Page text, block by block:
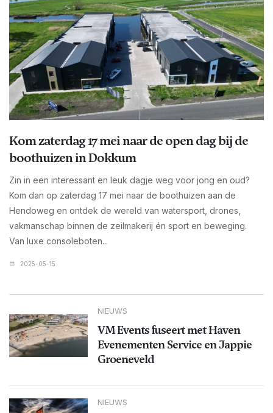
Kom zaterdag 17 mei naar de open dag bij de
boothuizen in Dokkum
Zin in een interessant en leuk dagje weg voor jong en oud?
Kom dan op zaterdag 17 mei naar de boothuizen aan de
Hendoweg en ontdek de wereld van watersport, drones,
vakmanschap binnen de zeilmakerij én sport en beweging.
Van luxe consoleboten...
2025-05-15
NIEUWS
VM Events fuseert met Haven
Evenementen Service en Jappie
Groeneveld
NIEUWS